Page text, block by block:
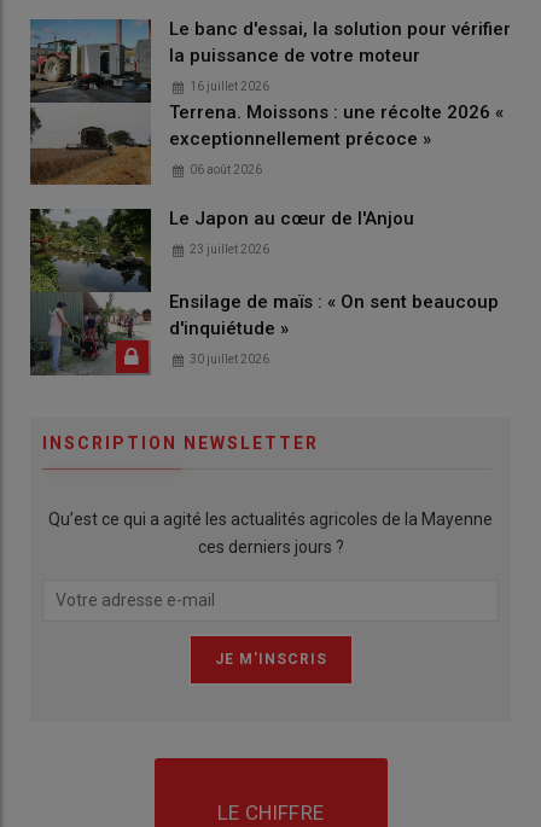
Le banc d'essai, la solution pour vérifier
la puissance de votre moteur
16 juillet 2026
Terrena. Moissons : une récolte 2026 «
exceptionnellement précoce »
06 août 2026
Le Japon au cœur de l'Anjou
23 juillet 2026
Ensilage de maïs : « On sent beaucoup
d'inquiétude »
30 juillet 2026
INSCRIPTION NEWSLETTER
Qu’est ce qui a agité les actualités agricoles de la Mayenne
ces derniers jours ?
LE CHIFFRE